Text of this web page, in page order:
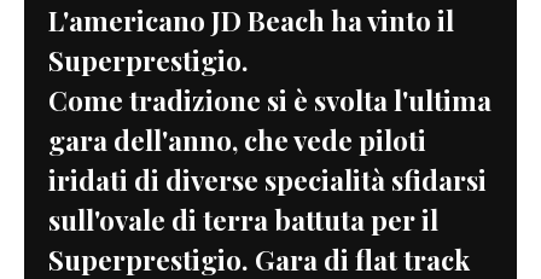
L'americano JD Beach ha vinto il
Superprestigio.
Come tradizione si è svolta l'ultima
gara dell'anno, che vede piloti
iridati di diverse specialità sfidarsi
sull'ovale di terra battuta per il
Superprestigio. Gara di flat track